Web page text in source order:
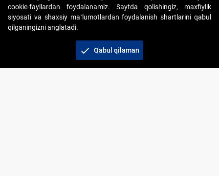
Copyright © 2017-2026. "Elektron onlayn-auksionlarni
tashkil etish" AJ. Barcha huquqlar himoyalangan
cookie-fayllardan foydalanamiz. Saytda qolishingiz, maxfiylik
siyosati va shaxsiy ma`lumotlardan foydalanish shartlarini qabul
qilganingizni anglatadi.
check Qabul qilaman